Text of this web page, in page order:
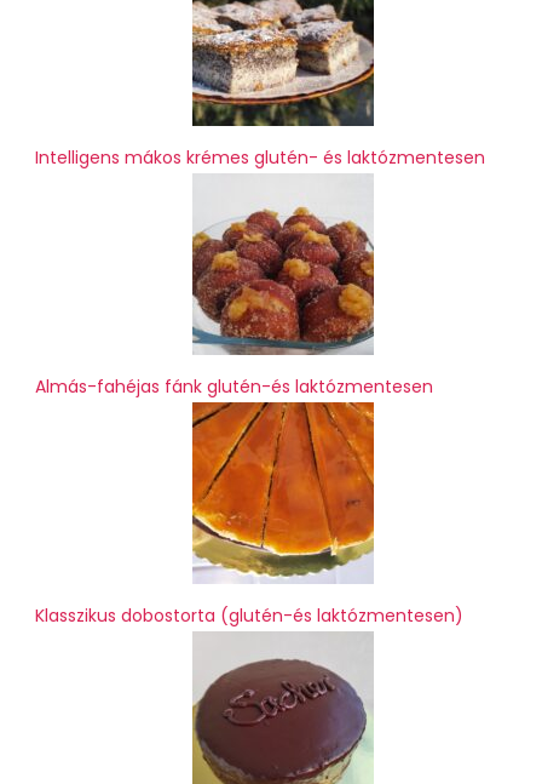
Intelligens mákos krémes glutén- és laktózmentesen
Almás-fahéjas fánk glutén-és laktózmentesen
Klasszikus dobostorta (glutén-és laktózmentesen)